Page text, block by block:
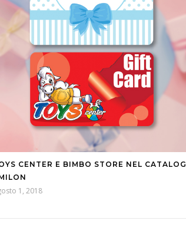
CENTER E BIMBO STORE NEL
1, 2018